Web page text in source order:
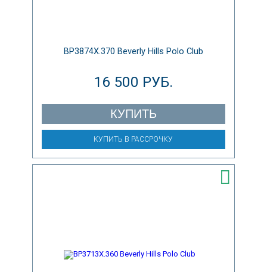
BP3874X.370 Beverly Hills Polo Club
16 500 РУБ.
КУПИТЬ
КУПИТЬ В РАССРОЧКУ